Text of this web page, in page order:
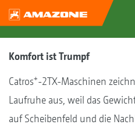
Komfort ist Trumpf
Catros+-2TX-Maschinen
Laufruhe aus, weil das
auf Scheibenfeld und die